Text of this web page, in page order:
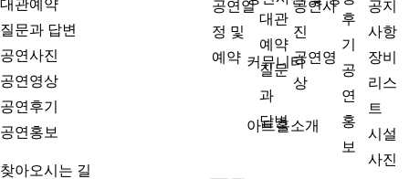
대관예약
질문과 답변
공연사진
공연영상
커뮤니티
공연후기
공연홍보
아트홀소개
찾아오시는 길
공연일
정 및
예약
대관
예약
질문
과
답변
공연사
진
공연영
상
후
기
공
연
홍
보
공지
사항
장비
리스
트
시설
사진